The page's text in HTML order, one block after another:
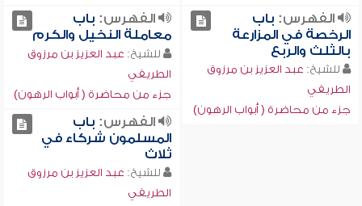
الفهرس: باب
الرخصة في المزارعة
بالثلث والربع
للشيخ: عبد العزيز بن مرزوق
الطريفي
جزء من محاضرة ( أبواب الرهون)
الفهرس: باب
معاملة النخيل والكرم
للشيخ: عبد العزيز بن مرزوق
الطريفي
جزء من محاضرة ( أبواب الرهون)
الفهرس: باب
المسلمون شركاء في
ثلاث
للشيخ: عبد العزيز بن مرزوق
الطريفي